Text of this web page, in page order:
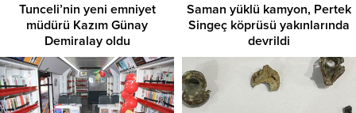
Tunceli’nin yeni emniyet
müdürü Kazım Günay
Demiralay oldu
Saman yüklü kamyon, Pertek
Singeç köprüsü yakınlarında
devrildi